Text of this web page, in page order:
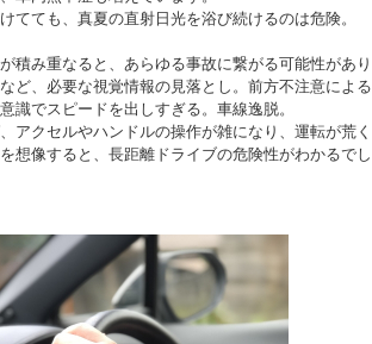
てても、真夏の直射日光を浴び続けるのは危険。
積み重なると、あらゆる事故に繋がる可能性があ
ど、必要な視覚情報の見落とし。前方不注意によ
識でスピードを出しすぎる。車線逸脱。
アクセルやハンドルの操作が雑になり、運転が荒
想像すると、長距離ドライブの危険性がわかるで